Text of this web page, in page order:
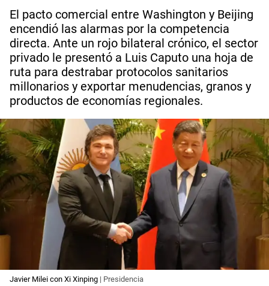
El pacto comercial entre Washington y Beijing
encendió las alarmas por la competencia
directa. Ante un rojo bilateral crónico, el sector
privado le presentó a Luis Caputo una hoja de
ruta para destrabar protocolos sanitarios
millonarios y exportar menudencias, granos y
productos de economías regionales.
Javier Milei con Xi Xinping | Presidencia